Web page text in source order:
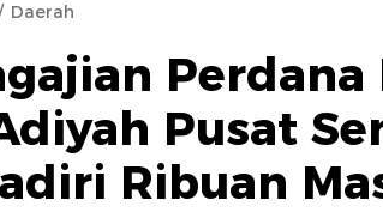
Daerah
Perdana
Pusat
Ribuan